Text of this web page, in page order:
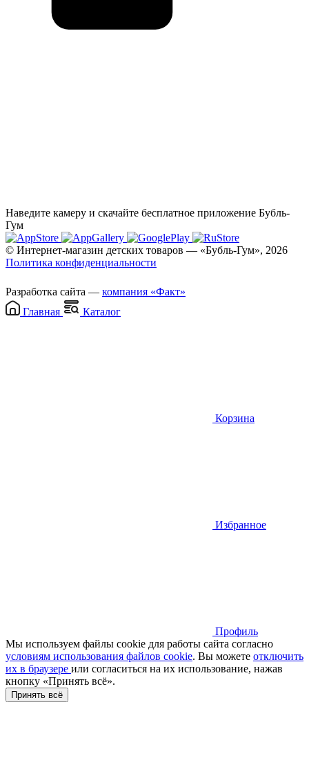
Наведите камеру и скачайте бесплатное приложение Бубль-
Гум
© Интернет-магазин детских товаров — «Бубль-Гум», 2026
Политика конфиденциальности
Разработка сайта — компания «Факт»
Главная
Каталог
Корзина
Избранное
Профиль
Мы используем файлы cookie для работы сайта согласно
условиям использования файлов cookie. Вы можете отключить
их в браузере или cогласиться на их использование, нажав
кнопку «Принять всё».
Принять всё